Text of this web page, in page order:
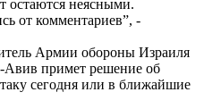
остаются неясными.
от комментариев”, -
Армии обороны Израиля
Авив примет решение об
сегодня или в ближайшие